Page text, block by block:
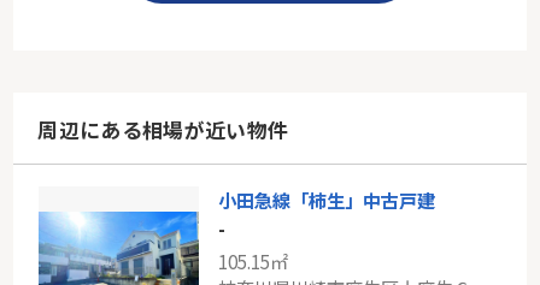
周辺にある相場が近い物件
小田急線「柿生」中古戸建
-
105.15㎡